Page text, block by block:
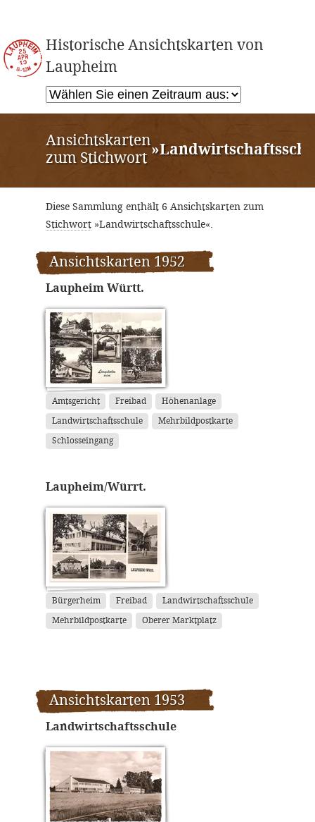
Historische Ansichtskarten von
Laupheim
Ansichtskarten
zum Stichwort
Diese Sammlung enthält 6 Ansichtskarten zum
Stichwort »Landwirtschaftsschule«.
Ansichtskarten 1952
Laupheim Württ.
Amtsgericht Freibad Höhenanlage
Landwirtschaftsschule Mehrbildpostkarte
Schlosseingang
Laupheim/Würrt.
Bürgerheim Freibad Landwirtschaftsschule
Mehrbildpostkarte Oberer Marktplatz
Ansichtskarten 1953
Landwirtschaftsschule